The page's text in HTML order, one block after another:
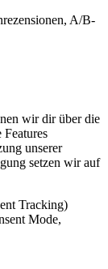
A/B-
wir dir über die
Features
unserer
setzen wir auf
Tracking)
Mode,